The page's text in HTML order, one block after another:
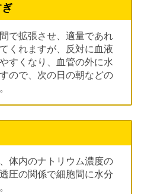
で拡張させ、適量であれ
くれますが、反対に血液
すくなり、血管の外に水
ので、次の日の朝などの
体内のナトリウム濃度の
圧の関係で細胞間に水分